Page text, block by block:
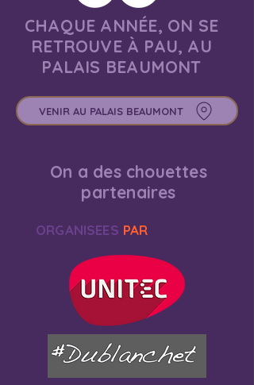
CHAQUE ANNÉE, ON SE
RETROUVE À PAU, AU
PALAIS BEAUMONT
VENIR AU PALAIS BEAUMONT
On a des chouettes
partenaires
ORGANISEES PAR